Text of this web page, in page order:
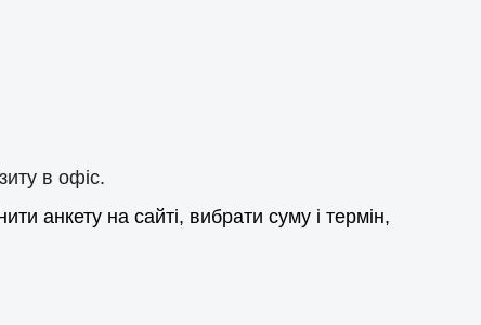
в офіс.
анкету на сайті, вибрати суму і термін,